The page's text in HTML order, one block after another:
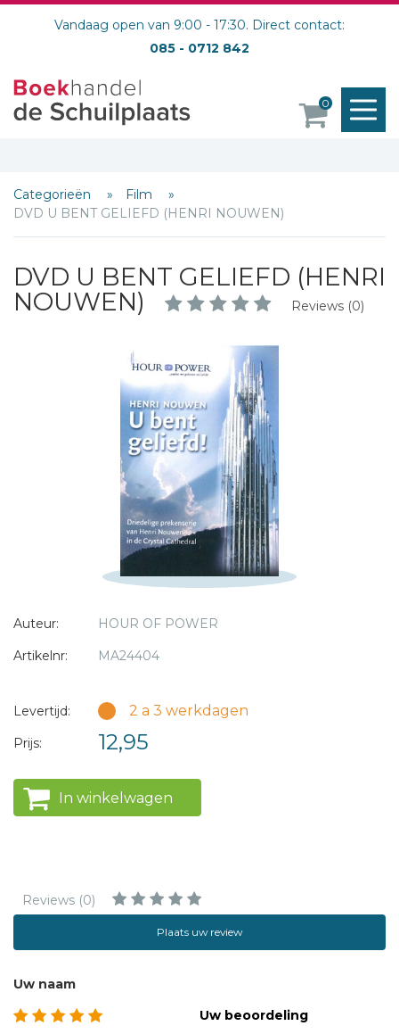
Vandaag open van 9:00 - 17:30. Direct contact:
085 - 0712 842
0
Categorieën
Film
DVD U BENT GELIEFD (HENRI NOUWEN)
DVD U BENT GELIEFD (HENRI
NOUWEN)
Reviews (0)
Auteur:
HOUR OF POWER
Artikelnr:
MA24404
Levertijd: 2 a 3 werkdagen
Prijs: 12,95
In winkelwagen
Reviews (0)
Plaats uw review
Schrijf hieronder je review!
Naam *
Uw naam
Uw beoordeling